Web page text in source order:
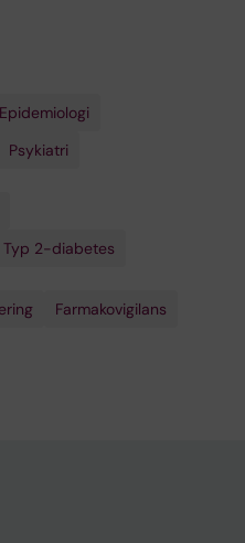
Epidemiologi
Psykiatri
Typ 2-diabetes
Farmakovigilans